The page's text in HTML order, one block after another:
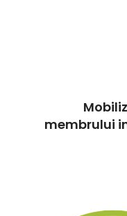
membrului